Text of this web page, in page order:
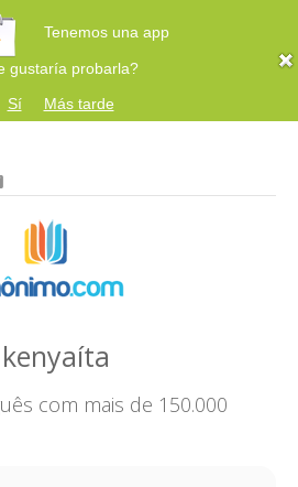
Tenemos una app
probarla?
Sí
Más tarde
com mais de 150.000